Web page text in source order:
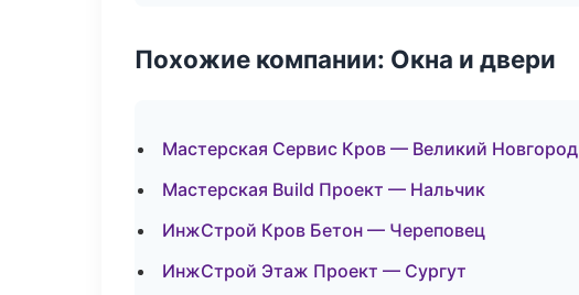
Похожие компании: Окна и двери
Мастерская Сервис Кров — Великий Новгород
Мастерская Build Проект — Нальчик
ИнжСтрой Кров Бетон — Череповец
ИнжСтрой Этаж Проект — Сургут